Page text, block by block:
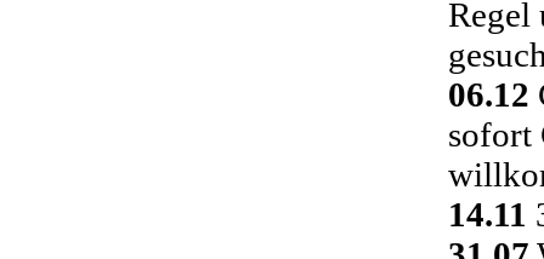
Regel
06.12
sofort
14.11